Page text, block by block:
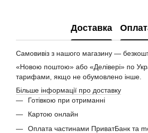
Доставка
Самовивіз з нашого магазину —
«Новою поштою» або «Делівері» по
тарифами, якщо не обумовлено інше.
Більше інформації про доставку
Готівкою при отриманні
Картою онлайн
Оплата частинами ПриватБанк та